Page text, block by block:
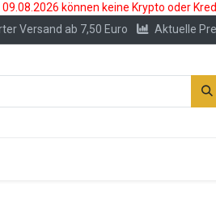
können keine Krypto oder
Versand ab 7,50 Euro Aktuelle